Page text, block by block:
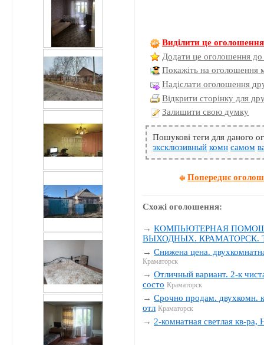
Виділити це оголошення
Додати це оголошення до
Покажіть на оголошення
Надіслати оголошення
Відкрити сторінку для
Залишити свою думку
Пошукові теги для даного
эксклюзивный комн самом
Попереднє
Схожі оголошення:
→КОМПЬЮТЕРНАЯ
ВЫХОДНЫХ. КРАМАТОРСК.
→Снижена цена.
Краматорск
→Отличный вариант. 2-к
состо Краматорск
→Срочно продам. двухкомн.
отл Краматорск
→ 2-комнатная светлая кв-